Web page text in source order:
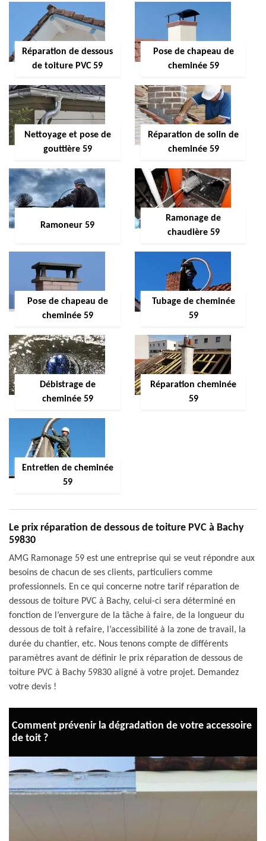
Réparation de dessous
de toiture PVC 59
Pose de chapeau de
cheminée 59
Nettoyage et pose de
gouttière 59
Réparation de solin de
cheminée 59
Ramoneur 59
Ramonage de
chaudière 59
Pose de chapeau de
cheminée 59
Tubage de cheminée
59
Débistrage de
cheminée 59
Réparation cheminée
59
Entretien de cheminée
59
Le prix réparation de dessous de toiture PVC à Bachy
59830
AMG Ramonage 59 est une entreprise qui se veut répondre aux
besoins de chacun de ses clients, particuliers comme
professionnels. En ce qui concerne notre tarif réparation de
dessous de toiture PVC à Bachy, celui-ci sera déterminé en
fonction de l’envergure de la tâche à faire, de la longueur du
dessous de toit à refaire, l’accessibilité à la zone de travail, la
durée du chantier, etc. Nous tenons compte de différents
paramètres avant de définir le prix réparation de dessous de
toiture PVC à Bachy 59830 aligné à votre projet. Demandez
votre devis !
Comment prévenir la dégradation de votre accessoire
de toit ?